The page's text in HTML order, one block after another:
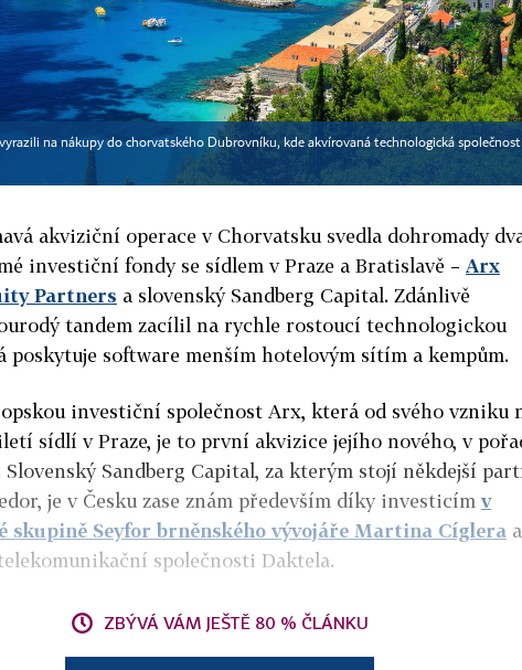
na nákupy do chorvatského Dubrovníku, kde akvírovaná technologická společnost
akviziční operace v Chorvatsku svedla dohromady
investiční fondy se sídlem v Praze a Bratislavě – Arx
Partners a slovenský Sandberg Capital. Zdánlivě
tandem zacílil na rychle rostoucí technologickou
poskytuje software menším hotelovým sítím a kempům.
investiční společnost Arx, která od svého vzniku
sídlí v Praze, je to první akvizice jejího nového, v
Sandberg Capital, za kterým stojí někdejší
je v Česku zase znám především díky investicímv
skupině Seyfor brněnského vývojáře Martina Cíglera a
společnosti Daktela.
ZBÝVÁ VÁM JEŠTĚ 80 % ČLÁNKU